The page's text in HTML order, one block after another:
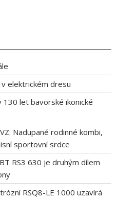
elektrickém dresu
130 let bavorské ikonické
Nadupané rodinné kombi,
sportovní srdce
RS3 630 je druhým dílem
RSQ8-LE 1000 uzavírá